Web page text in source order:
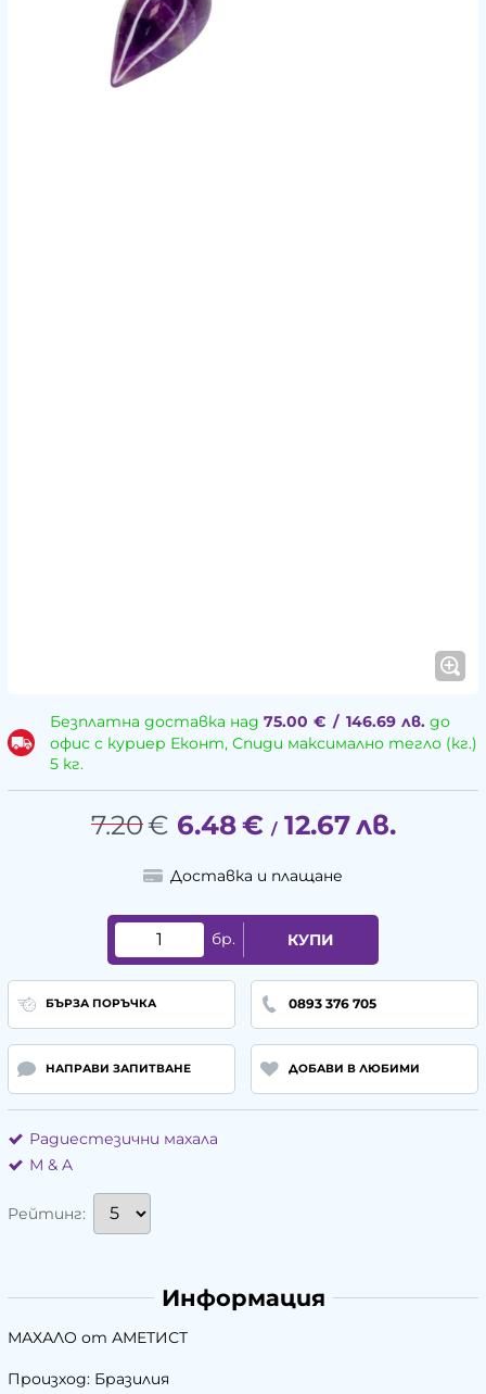
Безплатна доставка над 75.00 € / 146.69 лв.до
офис с куриер Еконт, Спиди максимално тегло (кг.)
5 кг.
7.20€ 6.48€ / 12.67лв.
Доставка и плащане
бр. КУПИ
БЪРЗА ПОРЪЧКА 0893 376 705
НАПРАВИ ЗАПИТВАНЕ ДОБАВИ В ЛЮБИМИ
Радиестезични махала
М & A
Рейтинг:
Информация
МАХАЛО от АМЕТИСТ
Произход: Бразилия